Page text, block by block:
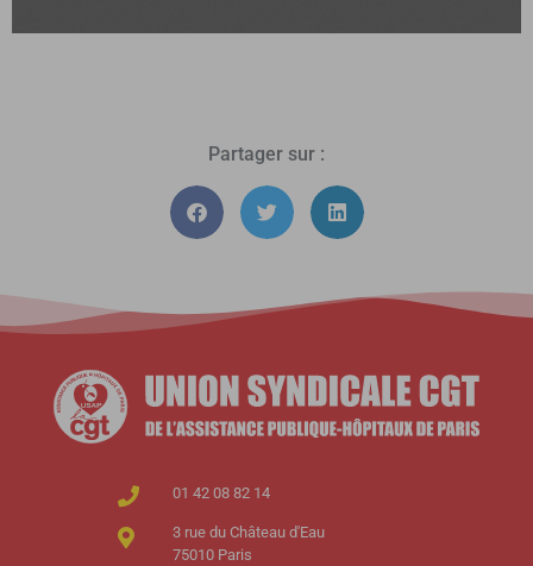
Partager sur :
01 42 08 82 14
3 rue du Château d'Eau
75010 Paris